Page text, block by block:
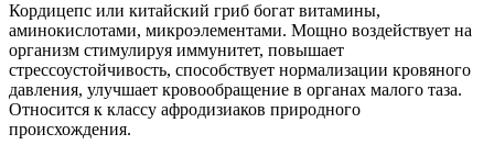
Кордицепс или китайский гриб богат витамины,
аминокислотами, микроэлементами. Мощно воздействует на
организм стимулируя иммунитет, повышает
стрессоустойчивость, способствует нормализации кровяного
давления, улучшает кровообращение в органах малого таза.
Относится к классу афродизиаков природного
происхождения.